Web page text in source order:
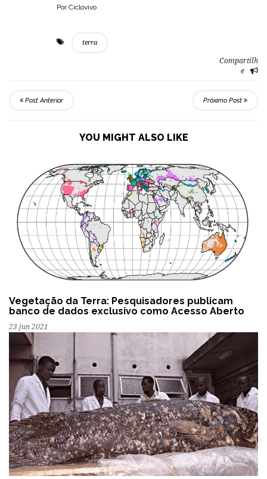
Por Ciclovivo
terra
Compartilh
e
Post Anterior Próximo Post
YOU MIGHT ALSO LIKE
Vegetação da Terra: Pesquisadores publicam
banco de dados exclusivo como Acesso Aberto
23 jun 2021